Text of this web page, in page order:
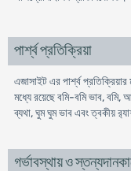
পার্শ্ব প্রতিক্রিয়া
এজাসাইট এর পার্শ্ব
মধ্যে রয়েছে বমি-বমি ভাব, বমি,
ব্যথা, ঘুম ঘুম ভাব এবং ত্বকীয়
গর্ভাবস্থায় ও